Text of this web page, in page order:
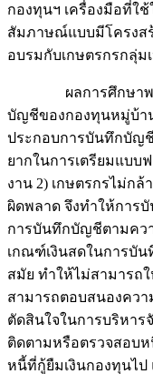
กองทุนฯ เครื่องมือที่ใ
สัมภาษณ์แบบมีโครงส
อบรมกับเกษตรกรกลุ่ม
ผลการศึกษาพบว่
บัญชีของกองทุนหมู่บ้า
ประกอบการบันทึกบัญ
ยากในการเตรียมแบ
งาน 2) เกษตรกรไม่ก
ผิดพลาด จึงทำให้กา
การบันทึกบัญชีตามคว
เกณฑ์เงินสดในการบั
สมัย ทำให้ไม่สามารถ
สามารถตอบสนองควา
ตัดสินใจในการบริหาร
ติดตามหรือตรวจสอบ
หนี้ที่กู้ยืมเงินกองทุนไป